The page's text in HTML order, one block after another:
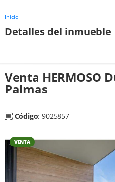
Inicio
Detalles del inmueble
Venta HERMOSO
Palmas
Código: 9025857
VENTA